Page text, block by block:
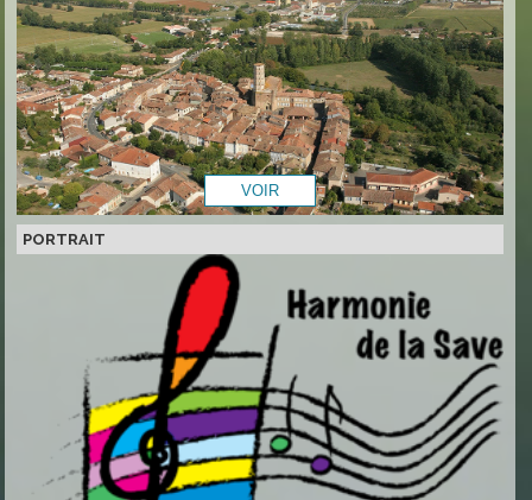
PORTRAIT